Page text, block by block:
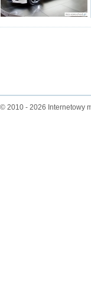
© 2010 - 2026 Internetowy